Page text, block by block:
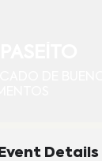
Event Details